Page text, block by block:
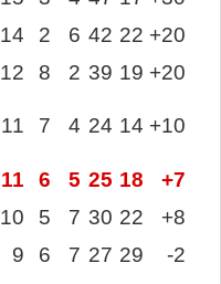
14 2 6 42 22 +20
12 8 2 39 19 +20
11 7 4 24 14 +10
11 6 5 25 18
+7
10 5 7 30 22
+8
9 6 7 27 29
-2